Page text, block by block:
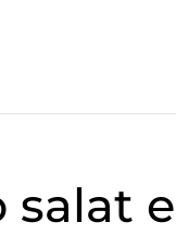
salat